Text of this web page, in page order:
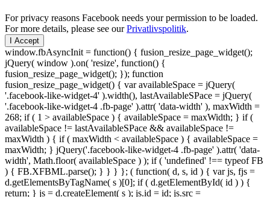
For privacy reasons Facebook needs your permission to be loaded.
For more details, please see ourPrivatlivspolitik.
I Accept
window.fbAsyncInit = function() { fusion_resize_page_widget();
jQuery( window ).on( 'resize', function() {
fusion_resize_page_widget(); }); function
fusion_resize_page_widget() { var availableSpace = jQuery(
'.facebook-like-widget-4' ).width(), lastAvailableSPace = jQuery(
'.facebook-like-widget-4 .fb-page' ).attr( 'data-width' ), maxWidth =
268; if ( 1 > availableSpace ) { availableSpace = maxWidth; } if (
availableSpace != lastAvailableSPace && availableSpace !=
maxWidth ) { if ( maxWidth < availableSpace ) { availableSpace =
maxWidth; } jQuery('.facebook-like-widget-4 .fb-page' ).attr( 'data-
width', Math.floor( availableSpace ) ); if ( 'undefined' !== typeof FB
) { FB.XFBML.parse(); } } } }; ( function( d, s, id ) { var js, fjs =
d.getElementsByTagName( s )[0]; if ( d.getElementById( id ) ) {
return; } js = d.createElement( s ); js.id = id; js.src =